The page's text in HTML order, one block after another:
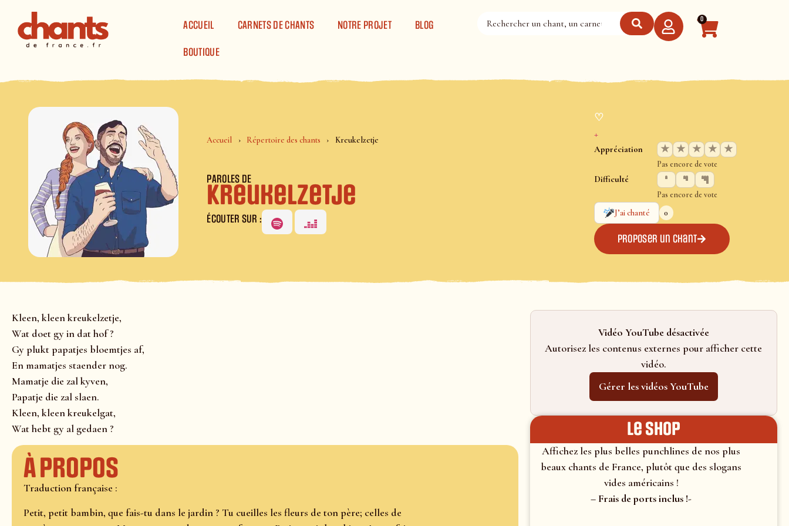
ACCUEIL
CARNETS DE CHANTS NOTRE PROJET BLOG
BOUTIQUE
0
Accueil Répertoire des chants Kreukelzetje
PAROLES DE
Kreukelzetje
ÉCOUTER SUR :
♡
+
Appréciation ★ ★ ★ ★ ★
Pas encore de vote
Difficulté
Pas encore de vote
J’ai chanté
0
Proposer un chant
Kleen, kleen kreukelzetje,
Wat doet gy in dat hof ?
Gy plukt papatjes bloemtjes af,
En mamatjes staender nog.
Mamatje die zal kyven,
Papatje die zal slaen.
Kleen, kleen kreukelgat,
Wat hebt gy al gedaen ?
À propos
Traduction française :
Petit, petit bambin, que fais-tu dans le jardin ? Tu cueilles les fleurs de ton père; celles de
Vidéo YouTube désactivée
Autorisez les contenus externes pour afficher cette
vidéo.
Gérer les vidéos YouTube
le shop
Affichez les plus belles punchlines de nos plus
beaux chants de France, plutôt que des slogans
vides américains !
– Frais de ports inclus !-